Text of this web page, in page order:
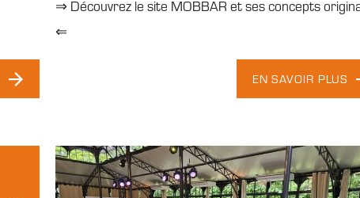
⇒ Découvrez le site MOBBAR et ses concepts
⇐
EN SAVOIR PLUS